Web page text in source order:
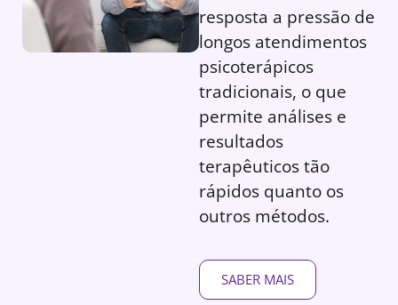
resposta a pressão de
longos atendimentos
psicoterápicos
tradicionais, o que
permite análises e
resultados
terapêuticos tão
rápidos quanto os
outros métodos.
SABER MAIS